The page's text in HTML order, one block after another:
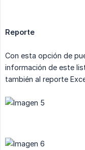
Reporte
Con esta opción de
información de este
también al reporte